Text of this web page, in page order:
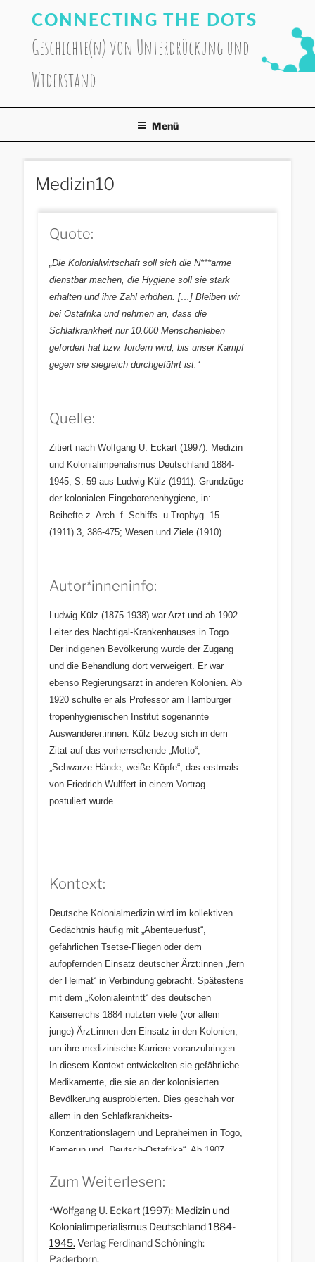
springen
CONNECTING THE DOTS
Geschichte(n) von Unterdrückung und
Widerstand
Menü
Medizin10
Quote:
„Die Kolonialwirtschaft soll sich die N***arme
dienstbar machen, die Hygiene soll sie stark
erhalten und ihre Zahl erhöhen. […] Bleiben wir
bei Ostafrika und nehmen an, dass die
Schlafkrankheit nur 10.000 Menschenleben
gefordert hat bzw. fordern wird, bis unser Kampf
gegen sie siegreich durchgeführt ist.“
Quelle:
Zitiert nach Wolfgang U. Eckart (1997): Medizin
und Kolonialimperialismus Deutschland 1884-
1945, S. 59 aus Ludwig Külz (1911): Grundzüge
der kolonialen Eingeborenenhygiene, in:
Beihefte z. Arch. f. Schiffs- u.Trophyg. 15
(1911) 3, 386-475; Wesen und Ziele (1910).
Autor*inneninfo:
Ludwig Külz (1875-1938) war Arzt und ab 1902
Leiter des Nachtigal-Krankenhauses in Togo.
Der indigenen Bevölkerung wurde der Zugang
und die Behandlung dort verweigert. Er war
ebenso Regierungsarzt in anderen Kolonien. Ab
1920 schulte er als Professor am Hamburger
tropenhygienischen Institut sogenannte
Auswanderer:innen. Külz bezog sich in dem
Zitat auf das vorherrschende „Motto“,
„Schwarze Hände, weiße Köpfe“, das erstmals
von Friedrich Wulffert in einem Vortrag
postuliert wurde.
Kontext:
Deutsche Kolonialmedizin wird im kollektiven
Gedächtnis häufig mit „Abenteuerlust“,
gefährlichen Tsetse-Fliegen oder dem
aufopfernden Einsatz deutscher Ärzt:innen „fern
der Heimat“ in Verbindung gebracht. Spätestens
mit dem „Kolonialeintritt“ des deutschen
Kaiserreichs 1884 nutzten viele (vor allem
junge) Ärzt:innen den Einsatz in den Kolonien
um ihre medizinische Karriere voranzubringen.
In diesem Kontext entwickelten sie gefährliche
Medikamente, die sie an der kolonisierten
Bevölkerung ausprobierten. Dies geschah vor
allem in den Schlafkrankheits-
Konzentrationslagern und Lepraheimen in Togo,
Kamerun und „Deutsch-Ostafrika“. Ab 1907
basierendauf „Humanität, Gerechtigkeit und
„effektive Ausbeutung von Land und Leuten“ –
wie die im Zitat angesprochenen „Arme“, also
die Arbeitskraft der Kolonisierten –zum Erhalt
Zum Weiterlesen:
*Wolfgang U. Eckart (1997): Medizin und
Kolonialimperialismus Deutschland 1884-
1945. Verlag Ferdinand Schöningh:
Paderborn.